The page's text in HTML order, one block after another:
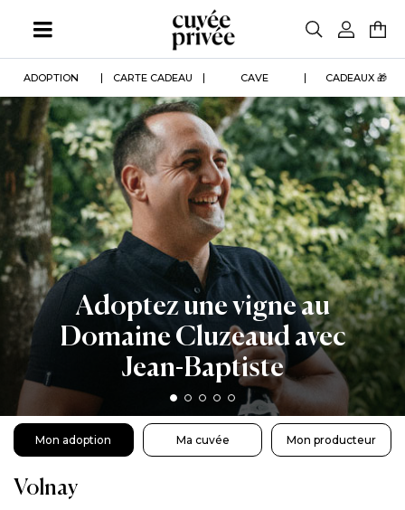
contenu
ADOPTION CARTE CADEAU CAVE CADEAUX 🎁
Adoptez une vigne au
Domaine Cluzeaud avec
Jean-Baptiste
Mon adoption Ma cuvée Mon producteur
Volnay